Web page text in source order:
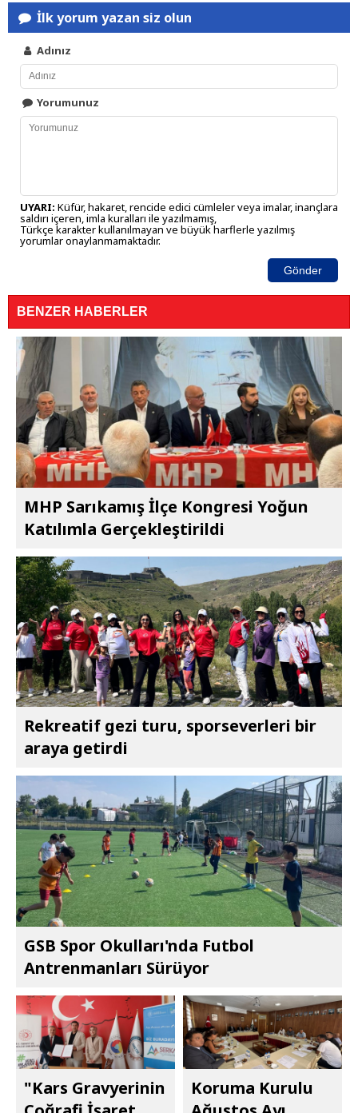
İlk yorum yazan siz olun
Adınız
Yorumunuz
UYARI: Küfür, hakaret, rencide edici cümleler veya imalar, inançlara
saldırı içeren, imla kuralları ile yazılmamış,
Türkçe karakter kullanılmayan ve büyük harflerle yazılmış
yorumlar onaylanmamaktadır.
Gönder
BENZER HABERLER
MHP Sarıkamış İlçe Kongresi Yoğun
Katılımla Gerçekleştirildi
Rekreatif gezi turu, sporseverleri bir
araya getirdi
GSB Spor Okulları'nda Futbol
Antrenmanları Sürüyor
"Kars Gravyerinin
Koruma Kurulu